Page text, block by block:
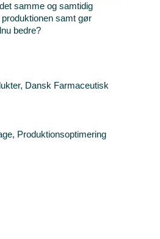
samme og samtidig
samt gør
bedre?
Dansk Farmaceutisk
Produktionsoptimering